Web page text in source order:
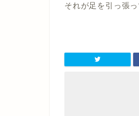
それが足を引っ張